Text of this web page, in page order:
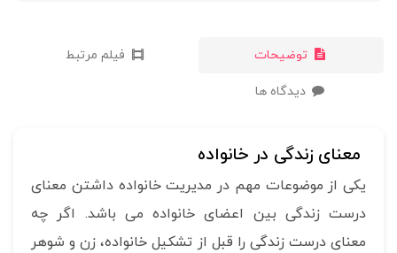
توضیحات فیلم مرتبط
دیدگاه ها
معنای زندگی در خانواده
یکی از موضوعات مهم در مدیریت خانواده داشتن معنای
درست زندگی بین اعضای خانواده می باشد. اگر چه
معنای درست زندگی را قبل از تشکیل خانواده، زن و شوهر